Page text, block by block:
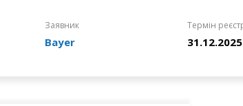
Заявник
Bayer
Термін
31.12.2025